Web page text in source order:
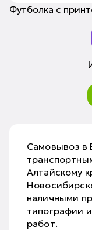
Футболка с
Самовывоз в
Алтайскому
наличными
типографии
работ.